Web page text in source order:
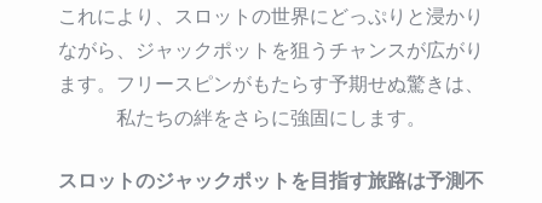
これにより、スロットの世界にどっぷりと浸かり
ながら、ジャックポットを狙うチャンスが広がり
ます。フリースピンがもたらす予期せぬ驚きは、
私たちの絆をさらに強固にします。
スロットのジャックポットを目指す旅路は予測不